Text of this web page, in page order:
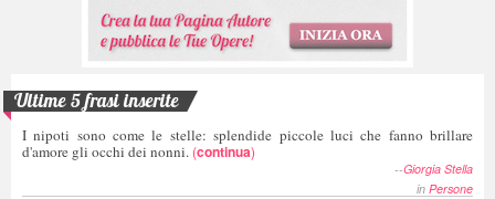
Ultime 5 frasi inserite
I nipoti sono come le stelle: splendide piccole luci che fanno brillare
d'amore gli occhi dei nonni. (continua)
--Giorgia Stella
in Persone